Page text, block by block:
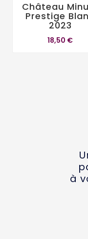
Château
Prestige
2023
18,50 €
à